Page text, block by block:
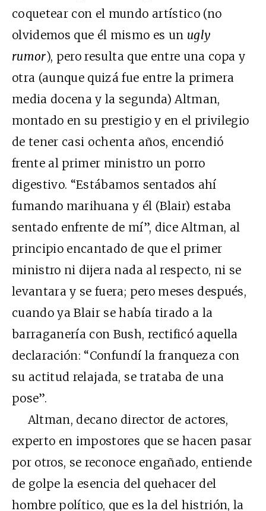
coquetear con el mundo artístico (no
olvidemos que él mismo es un ugly
rumor), pero resulta que entre una copa y
otra (aunque quizá fue entre la primera
media docena y la segunda) Altman,
montado en su prestigio y en el privilegio
de tener casi ochenta años, encendió
frente al primer ministro un porro
digestivo. “Estábamos sentados ahí
fumando marihuana y él (Blair) estaba
sentado enfrente de mí”, dice Altman, al
principio encantado de que el primer
ministro ni dijera nada al respecto, ni se
levantara y se fuera; pero meses después,
cuando ya Blair se había tirado a la
barraganería con Bush, rectificó aquella
declaración: “Confundí la franqueza con
su actitud relajada, se trataba de una
pose”.
Altman, decano director de actores,
experto en impostores que se hacen pasar
por otros, se reconoce engañado, entiende
de golpe la esencia del quehacer del
hombre político, que es la del histrión, la